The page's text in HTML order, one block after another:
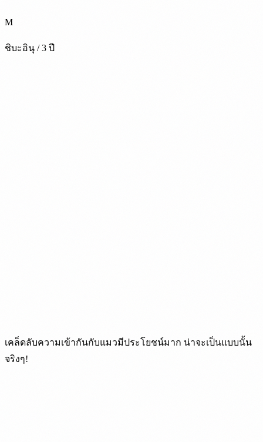
M
ชิบะอินุ / 3 ปี
เคล็ดลับความเข้ากันกับแมวมีประโยชน์มาก น่าจะเป็นแบบนั้น
จริงๆ!